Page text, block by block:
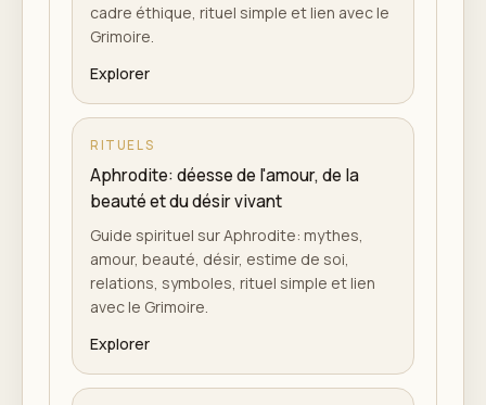
cadre éthique, rituel simple et lien avec le
Grimoire.
Explorer
RITUELS
Aphrodite: déesse de l'amour, de la
beauté et du désir vivant
Guide spirituel sur Aphrodite: mythes,
amour, beauté, désir, estime de soi,
relations, symboles, rituel simple et lien
avec le Grimoire.
Explorer